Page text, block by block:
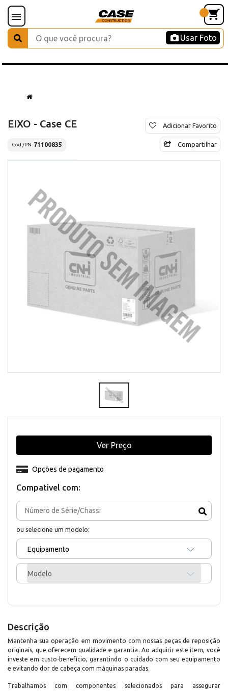
Usar Foto
EIXO - Case CE
Cód./PN 71100835
Adicionar Favorito
Compartilhar
Compativel com:
ou selecione um modelo:
Equipamento
Modelo
Opções de pagamento
Ver Preço
Descrição
Mantenha sua operação em movimento com nossas peças de reposição
originais, que oferecem qualidade e garantia. Ao adquirir este item, você
investe em custo-benefício, garantindo o cuidado com seu equipamento
e evitando dor de cabeça com máquinas paradas.
Trabalhamos com componentes selecionados para assegurar